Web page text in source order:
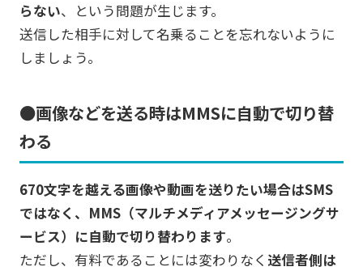
らない、という問題が生じます。
送信した相手に対して名乗ることを忘れないように
しましょう。
●画像などを送る時はMMSに自動で切り替
わる
670文字を越える画像や動画を送りたい場合はSMS
ではなく、MMS（マルチメディアメッセージングサ
ービス）に自動で切り替わります。
ただし、有料であることには変わりなく 送信者側は